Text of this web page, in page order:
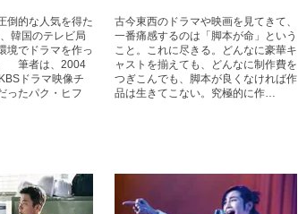
倒的な人気を得た
韓国のテレビ局
境でドラマを作っ
筆者は、2004
ドラマ映像チ
ったパク・ヒフ
古今東西のドラマや映画を見てきて、
一番痛感するのは「脚本が命」という
こと。これに尽きる。どんなに豪華キ
ャストを揃えても、どんなに制作費を
つぎこんでも、脚本が良くなければ作
品は生きてこない。究極的に作…